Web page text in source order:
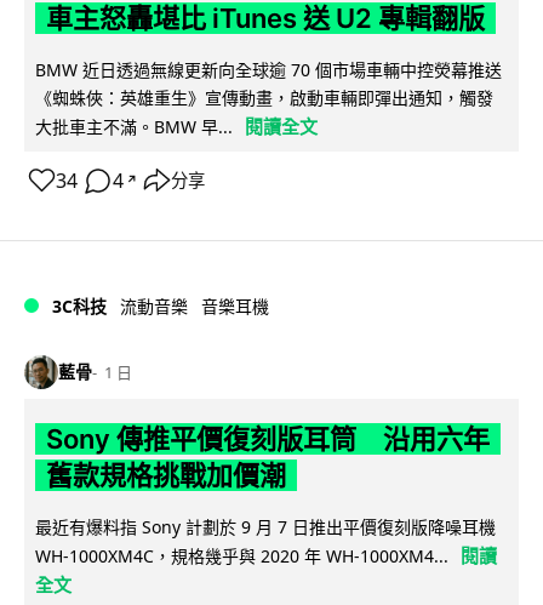
車主怒轟堪比 iTunes 送 U2 專輯翻版
BMW 近日透過無線更新向全球逾 70 個市場車輛中控熒幕推送
《蜘蛛俠：英雄重生》宣傳動畫，啟動車輛即彈出通知，觸發
大批車主不滿。BMW 早...
閱讀全文
34 4 ↗ 分享
3C科技 流動音樂 音樂耳機
藍骨 1 日
Sony 傳推平價復刻版耳筒 沿用六年
舊款規格挑戰加價潮
最近有爆料指 Sony 計劃於 9 月 7 日推出平價復刻版降噪耳機
WH-1000XM4C，規格幾乎與 2020 年 WH-1000XM4...
閱讀
全文